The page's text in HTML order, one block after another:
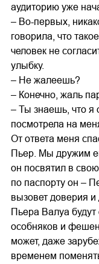
аудиторию уже
– Во-первых,
говорила, что
человек не
улыбку.
– Не жалеешь?
– Конечно, жаль
– Ты знаешь, что я
посмотрела на
От ответа меня
Пьер. Мы дружим
он посвятил в
по паспорту он –
вызовет доверия
Пьера Валуа
особняков и
может, даже
временем